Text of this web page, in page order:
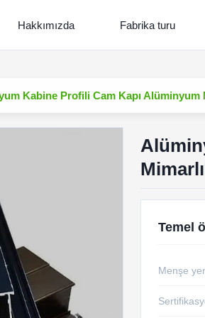
Hakkımızda Fabrika turu
Kabine Profili Cam Kapı Alüminyum
Temel
Menşe